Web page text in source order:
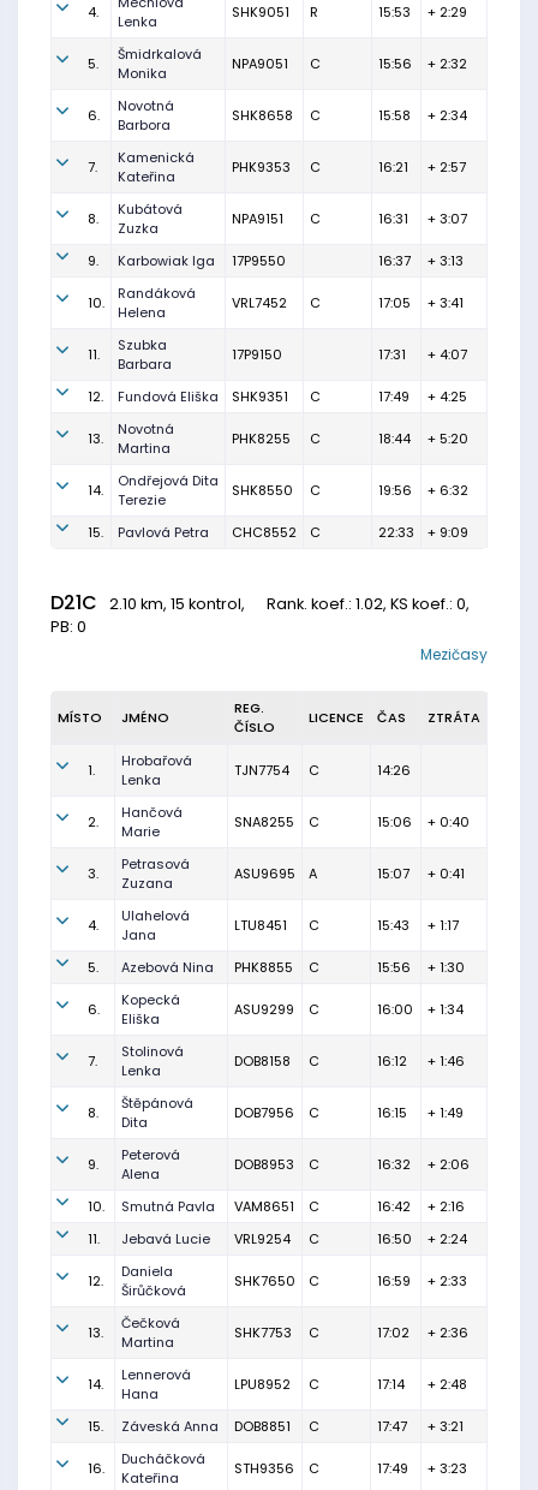
4.
Lenka
SHK9051 R 15:53 + 2:29
5.
Šmidrkalová
Monika
NPA9051 C 15:56 + 2:32
6.
Novotná
Barbora
SHK8658 C 15:58 + 2:34
7.
Kamenická
Kateřina
PHK9353 C 16:21 + 2:57
8.
Kubátová
Zuzka
NPA9151 C 16:31 + 3:07
9. Karbowiak Iga 17P9550 16:37 + 3:13
10.
Randáková
Helena
VRL7452 C 17:05 + 3:41
11.
Szubka
Barbara
17P9150 17:31 + 4:07
12. Fundová Eliška SHK9351 C 17:49 + 4:25
13.
Novotná
Martina
PHK8255 C 18:44 + 5:20
14.
Ondřejová Dita
Terezie
SHK8550 C 19:56 + 6:32
15. Pavlová Petra CHC8552 C 22:33 + 9:09
D21C 2.10 km, 15 kontrol, Rank. koef.: 1.02, KS koef.: 0,
PB: 0
Mezičasy
MÍSTO JMÉNO
REG.
ČÍSLO
LICENCE ČAS ZTRÁTA
1.
Hrobařová
Lenka
TJN7754 C 14:26
2.
Hančová
Marie
SNA8255 C 15:06 + 0:40
3.
Petrasová
Zuzana
ASU9695 A 15:07 + 0:41
4.
Ulahelová
Jana
LTU8451 C 15:43 + 1:17
5. Azebová Nina PHK8855 C 15:56 + 1:30
6.
Kopecká
Eliška
ASU9299 C 16:00 + 1:34
7.
Stolinová
Lenka
DOB8158 C 16:12 + 1:46
8.
Štěpánová
Dita
DOB7956 C 16:15 + 1:49
9.
Peterová
Alena
DOB8953 C 16:32 + 2:06
10. Smutná Pavla VAM8651 C 16:42
+ 2:16
11.
Jebavá Lucie VRL9254 C 16:50 + 2:24
12.
Daniela
Širůčková
SHK7650 C 16:59 + 2:33
13.
Čečková
Martina
SHK7753 C 17:02 + 2:36
14.
Lennerová
Hana
LPU8952 C 17:14 + 2:48
15. Záveská Anna DOB8851 C 17:47 + 3:21
16.
Ducháčková
Kateřina
STH9356 C 17:49 + 3:23